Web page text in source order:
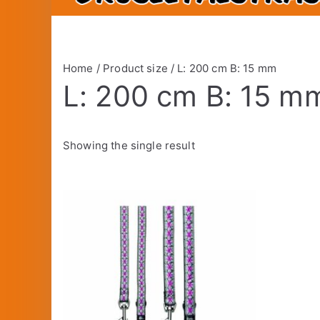
Home / Product size / L: 200 cm B: 15 mm
L: 200 cm B: 15
Showing the single result